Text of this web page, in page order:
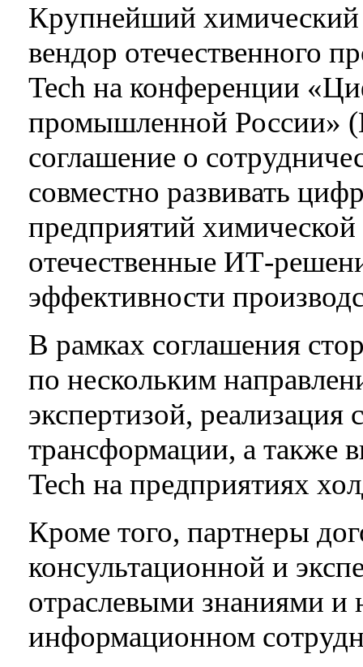
Крупнейший
вендор отечественного
Tech на конференции
промышленной России»
соглашение о
совместно развивать
предприятий химической
отечественные ИТ-
эффективности
В рамках соглашения
по нескольким
экспертизой,
трансформации, а также
Tech на предприятиях
Кроме того, партнеры
консультационной и
отраслевыми знаниями и
информационном